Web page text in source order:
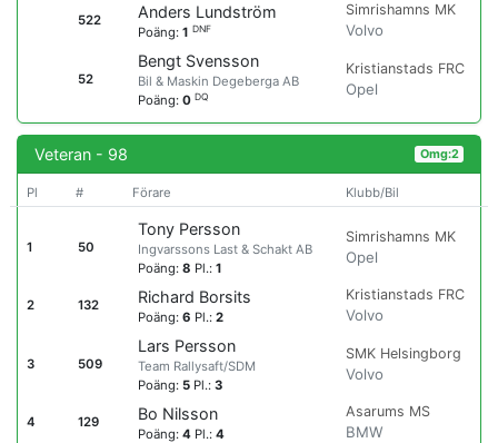
522 Anders Lundström
Poäng:1DNF
Simrishamns MK
Volvo
52
Bengt Svensson
Bil & Maskin Degeberga AB
Poäng:0DQ
Kristianstads FRC
Opel
Veteran - 98 Omg:2
Pl # Förare Klubb/Bil
1 50
Tony Persson
Ingvarssons Last & Schakt AB
Poäng:8 Pl.:1
Simrishamns MK
Opel
2 132 Richard Borsits
Poäng:6 Pl.:2
Kristianstads FRC
Volvo
3 509
Lars Persson
Team Rallysaft/SDM
Poäng: 5 Pl.:3
SMK Helsingborg
Volvo
4 129 Bo Nilsson
Poäng:4 Pl.:4
Asarums MS
BMW